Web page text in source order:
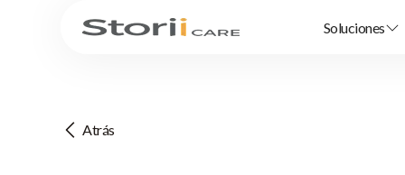
Soluciones
Atrás